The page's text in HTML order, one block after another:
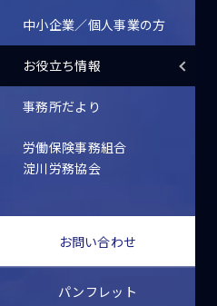
中小企業／個人事業の方
お役立ち情報
事務所だより
労働保険事務組合
淀川労務協会
お問い合わせ
パンフレット